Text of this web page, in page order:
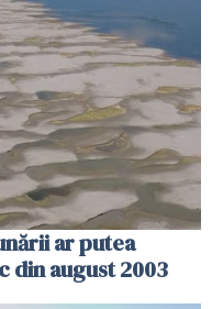
ar putea
din august 2003